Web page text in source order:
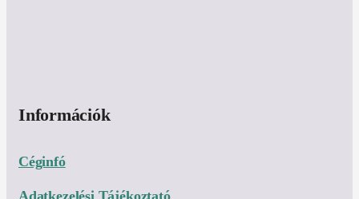
Információk
Céginfó
Adatkezelési Tájékoztató